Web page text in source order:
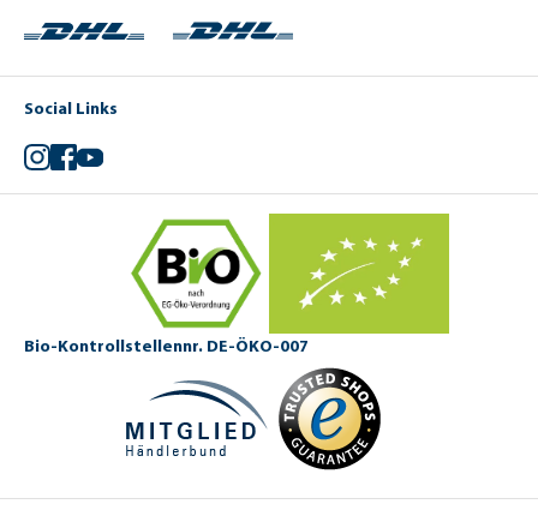
Social Links
Instagram
Facebook
YouTube
Bio-Kontrollstellennr. DE-ÖKO-007